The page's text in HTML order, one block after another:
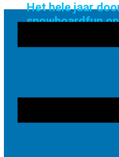
Het hele jaar
snowboardfun